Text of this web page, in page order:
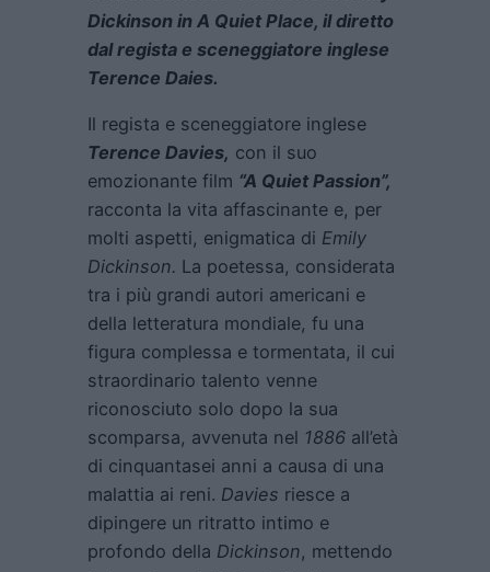
Dickinson in A Quiet Place, il diretto
dal regista e sceneggiatore inglese
Terence Daies.
Il regista e sceneggiatore inglese
Terence Davies, con il suo
emozionante film “A Quiet Passion”,
racconta la vita affascinante e, per
molti aspetti, enigmatica di Emily
Dickinson. La poetessa, considerata
tra i più grandi autori americani e
della letteratura mondiale, fu una
figura complessa e tormentata, il cui
straordinario talento venne
riconosciuto solo dopo la sua
scomparsa, avvenuta nel 1886 all’età
di cinquantasei anni a causa di una
malattia ai reni. Davies riesce a
dipingere un ritratto intimo e
profondo della Dickinson, mettendo